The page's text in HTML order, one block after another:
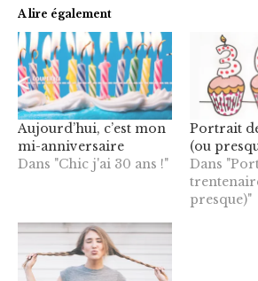
A lire également
Aujourd’hui, c’est mon
mi-anniversaire
Dans "Chic j'ai 30 ans !"
Portrait
(ou
Dans
presque)"